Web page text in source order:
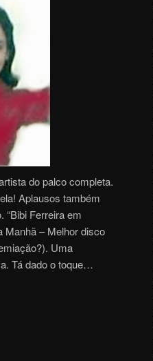
do palco completa.
Aplausos também
“Bibi Ferreira em
Manhã – Melhor disco
Uma
Tá dado o toque…